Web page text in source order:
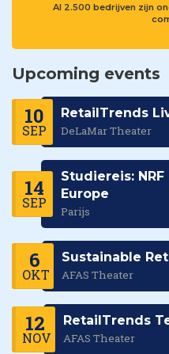
Al 2.500 bedrijven zijn
Upcoming events
10
SEP
RetailTrends
DeLaMar Theater
14
SEP
Studiereis:
Europe
Parijs
6
OKT
Sustainable
AFAS Theater
12
NOV
RetailTrends
AFAS Theater